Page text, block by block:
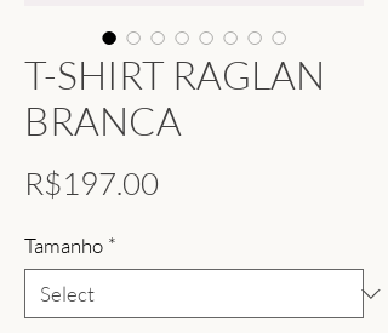
T-SHIRT RAGLAN
BRANCA
R$197.00
Tamanho *